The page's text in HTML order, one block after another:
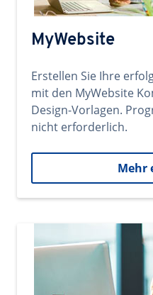
MyWebsite
Erstellen Sie Ihre
mit den MyWebsite
Design-Vorlagen.
nicht erforderlich.
Mehr